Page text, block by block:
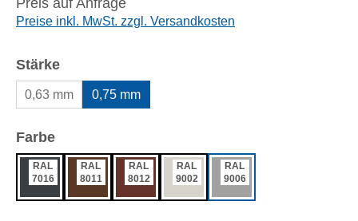
Preis auf Anfrage
Preise inkl. MwSt. zzgl. Versandkosten
Stärkeauswählen
0,63 mm 0,75 mm
Farbeauswählen
RAL
7016
RAL
8011
RAL
8012
RAL
9002
RAL
9006